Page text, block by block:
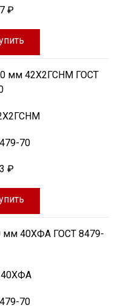
₽
мм 42Х2ГСНМ ГОСТ
70
₽
мм 40ХФА ГОСТ 8479-
40ХФА
70